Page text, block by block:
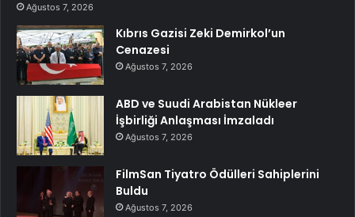
Ağustos 7, 2026
Kıbrıs Gazisi Zeki Demirkol’un
Cenazesi
Ağustos 7, 2026
ABD ve Suudi Arabistan Nükleer
İşbirliği Anlaşması İmzaladı
Ağustos 7, 2026
FilmSan Tiyatro Ödülleri Sahiplerini
Buldu
Ağustos 7, 2026